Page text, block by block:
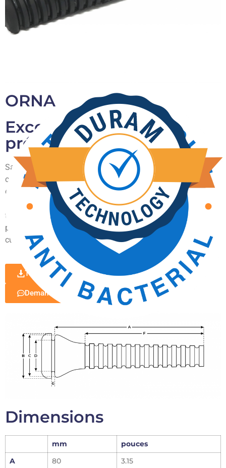
ORNA
Excellente capacité de
prélèvement
Sa forme ovale et son profil fin lui confèrent souplesse et
contact délicat avec la peau des oiseaux, ce qui en fait un
excellent outil pour les usines de transformation qui exigent
un toucher plus doux. Grâce à la conception spéciale de sa
tête, il s'insère parfaitement dans le trou du disque, ce qui
prolonge la durée de vie du doigt. ORNA est excellent pour la
cueillette de produits frais et les "oiseaux jaunes".
Télécharger la brochure
Demande d'information
Dimensions
mm
pouces
A
80
3.15